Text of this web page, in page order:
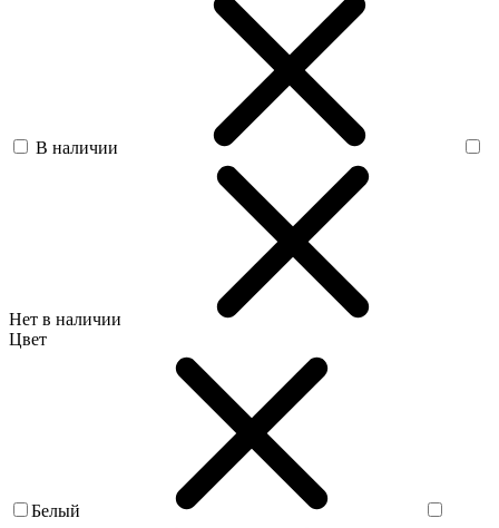
В наличии
Нет в наличии
Цвет
Белый